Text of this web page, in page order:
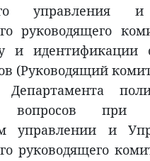
управления
руководящего
и идентификации
(Руководящий
вопросов при
управлении и
руководящего